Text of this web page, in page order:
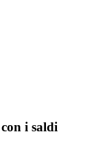
i saldi